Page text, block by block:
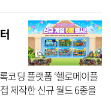
코딩 플랫폼 ‘헬로메이플
제작한 신규 월드 6종을
다고 13일 밝혔다. 이번